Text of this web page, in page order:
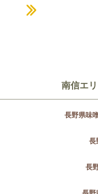
南信エ
長野県味
長
長